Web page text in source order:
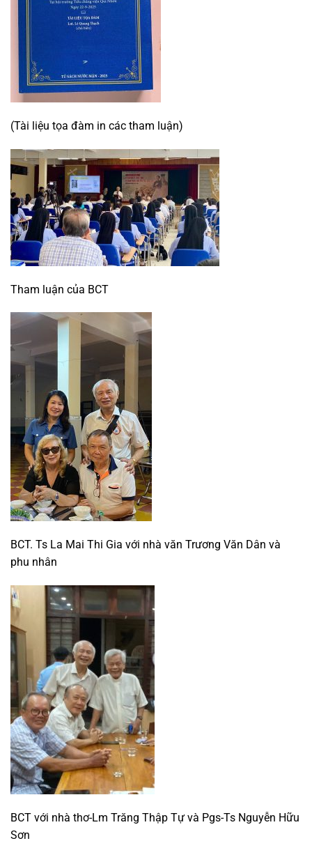
(Tài liệu tọa đàm in các tham luận)
Tham luận của BCT
BCT. Ts La Mai Thi Gia với nhà văn Trương Văn Dân và
phu nhân
BCT với nhà thơ-Lm Trăng Thập Tự và Pgs-Ts Nguyễn Hữu
Sơn